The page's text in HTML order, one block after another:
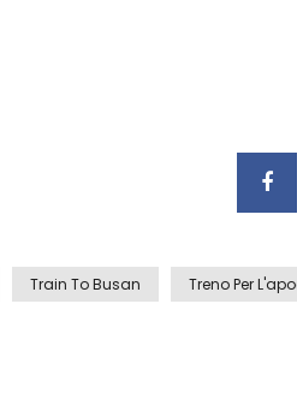
Train To Busan Treno Per